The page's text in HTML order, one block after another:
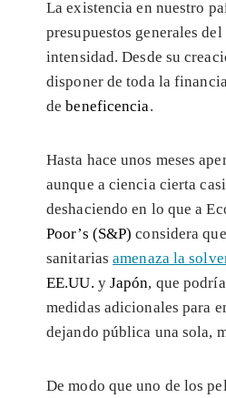
La existencia en nuestro
presupuestos generales
intensidad. Desde su
disponer de toda la
debeneficencia.
Hasta hace unos meses
aunque a ciencia cierta
deshaciendo en lo que a
Poor’s (S&P) considera
sanitariasamenaza la
EE.UU. y Japón, que
medidas adicionales para
dejando pública una sola,
De modo que uno de los